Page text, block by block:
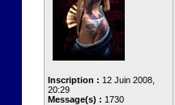
Inscription : 12 Juin 2008,
20:29
Message(s) : 1730